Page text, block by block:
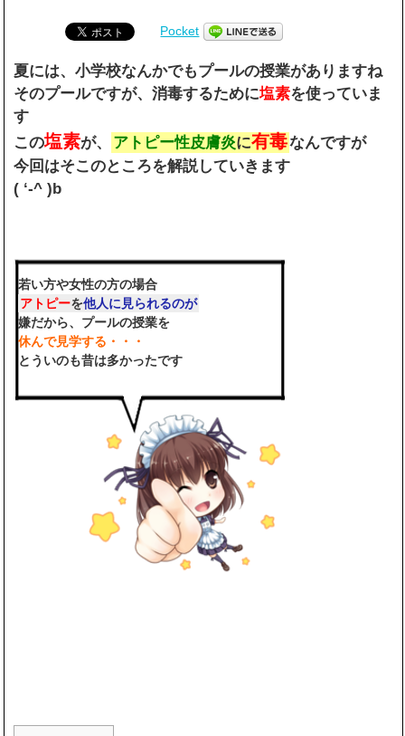
Pocket
夏には、小学校なんかでもプールの授業がありますね
そのプールですが、消毒するために塩素を使っていま
す
この塩素が、 アトピー性皮膚炎に有毒なんですが
今回はそこのところを解説していきます
( ‘-^ )b
若い方や女性の方の場合
アトピーを他人に見られるのが
嫌だから、プールの授業を
休んで見学する・・・
とういのも昔は多かったです